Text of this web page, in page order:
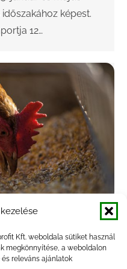
Kft. weboldala sütiket használ
megkönnyítése, a weboldalon
releváns ajánlatok
képest.
12…